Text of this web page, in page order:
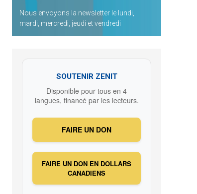
Nous envoyons la newsletter le lundi,
mardi, mercredi, jeudi et vendredi
SOUTENIR ZENIT
Disponible pour tous en 4
langues, financé par les lecteurs.
FAIRE UN DON
FAIRE UN DON EN DOLLARS
CANADIENS